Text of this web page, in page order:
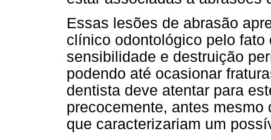
Essas lesões de abrasão
clínico odontológico pelo
sensibilidade e destruição
podendo até ocasionar
dentista deve atentar para
precocemente, antes
que caracterizariam um